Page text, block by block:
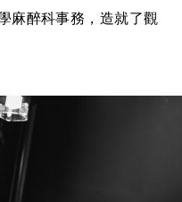
麻醉科事務，造就了觀